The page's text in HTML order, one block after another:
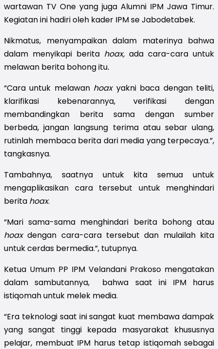
wartawan TV One yang juga Alumni IPM Jawa Timur.
Kegiatan ini hadiri oleh kader IPM se Jabodetabek.
Nikmatus, menyampaikan dalam materinya bahwa
dalam menyikapi berita hoax, ada cara-cara untuk
melawan berita bohong itu.
“Cara untuk melawan hoaxyakni baca dengan teliti,
klarifikasi kebenarannya, verifikasi dengan
membandingkan berita sama dengan sumber
berbeda, jangan langsung terima atau sebar ulang,
rutinlah membaca berita dari media yang terpecaya.”,
tangkasnya.
Tambahnya, saatnya untuk kita semua untuk
mengaplikasikan cara tersebut untuk menghindari
berita hoax.
“Mari sama-sama menghindari berita bohong atau
hoaxdengan cara-cara tersebut dan mulailah kita
untuk cerdas bermedia.”, tutupnya.
Ketua Umum PP IPM Velandani Prakoso mengatakan
dalam sambutannya, bahwa saat ini IPM harus
istiqomah untuk melek media.
“Era teknologi saat ini sangat kuat membawa dampak
yang sangat tinggi kepada masyarakat khususnya
pelajar, membuat IPM harus tetap istiqomah sebagai